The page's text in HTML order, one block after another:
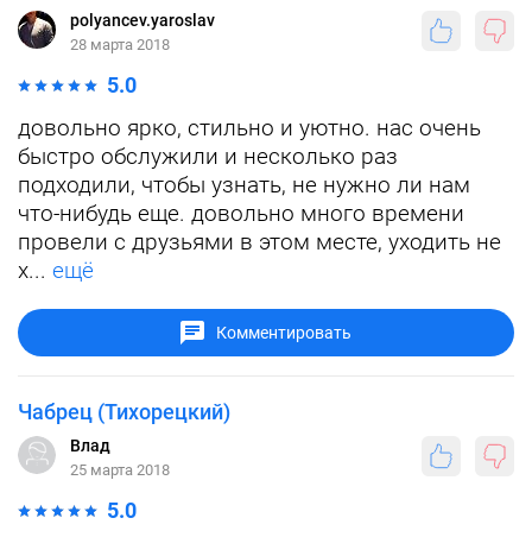
polyancev.yaroslav
28 марта 2018
5.0
довольно ярко, стильно и уютно. нас очень
быстро обслужили и несколько раз
подходили, чтобы узнать, не нужно ли нам
что-нибудь еще. довольно много времени
провели с друзьями в этом месте, уходить не
х... ещё
Комментировать
Чабрец (Тихорецкий)
Влад
25 марта 2018
5.0